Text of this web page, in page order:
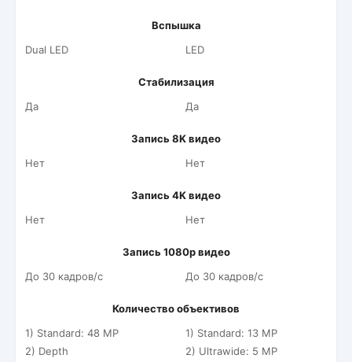
Вспышка
Dual LED
LED
Стабилизация
Да
Да
Запись 8K видео
Нет
Нет
Запись 4K видео
Нет
Нет
Запись 1080p видео
До 30 кадров/c
До 30 кадров/c
Количество объективов
1) Standard: 48 MP
2) Depth
1) Standard: 13 MP
2) Ultrawide: 5 MP